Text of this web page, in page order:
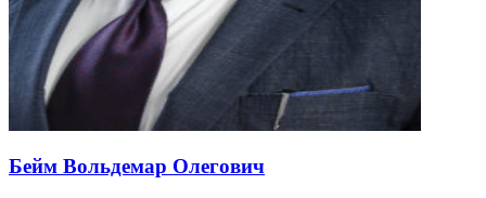
Бейм Вольдемар Олегович